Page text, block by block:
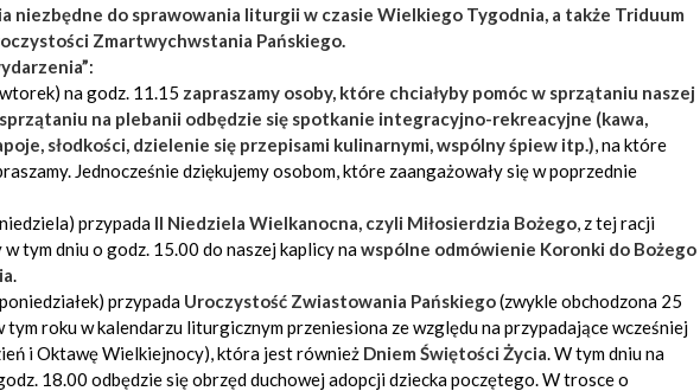
niezbędne do sprawowania liturgii w czasie Wielkiego Tygodnia, a także Triduum
Zmartwychwstania Pańskiego.
:
na godz. 11.15 zapraszamy osoby, które chciałyby pomóc w sprzątaniu naszej
sprzątaniu na plebanii odbędzie się spotkanie integracyjno-rekreacyjne (kawa,
słodkości, dzielenie się przepisami kulinarnymi, wspólny śpiew itp.), na które
Jednocześnie dziękujemy osobom, które zaangażowały się w poprzednie
przypada II Niedziela Wielkanocna, czyli Miłosierdzia Bożego, z tej racji
w tym dniu o godz. 15.00 do naszej kaplicy nawspólne odmówienie Koronki do Bożego
.
przypada Uroczystość Zwiastowania Pańskiego(zwykle obchodzona 25
tym roku w kalendarzu liturgicznym przeniesiona ze względu na przypadające wcześniej
i Oktawę Wielkiejnocy), która jest również Dniem Świętości Życia. W tym dniu na
18.00 odbędzie się obrzęd duchowej adopcji dziecka poczętego. W trosce o